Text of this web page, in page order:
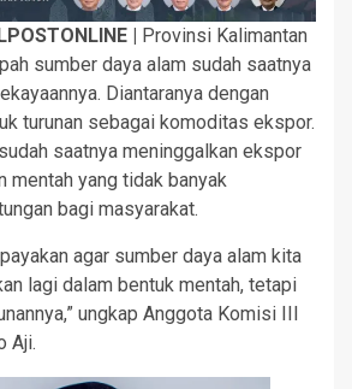
| Provinsi Kalimantan
sumber daya alam sudah saatnya
Diantaranya dengan
turunan sebagai komoditas ekspor.
saatnya meninggalkan ekspor
mentah yang tidak banyak
bagi masyarakat.
agar sumber daya alam kita
lagi dalam bentuk mentah, tetapi
ungkap Anggota Komisi III
Aji.